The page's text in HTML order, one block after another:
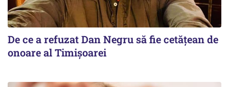
De ce a refuzat Dan Negru să fie cetățean de
onoare al Timișoarei